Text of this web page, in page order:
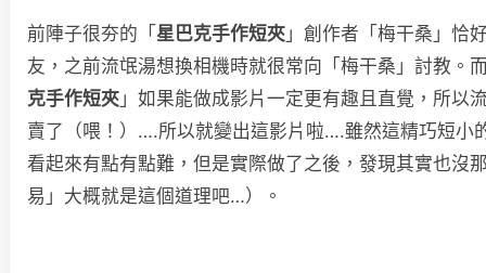
前陣子很夯的「 星巴克手作短夾 」創作者「梅干桑」恰
友，之前流氓湯想換相機時就很常向「梅干桑」討教。
克手作短夾 」如果能做成影片一定更有趣且直覺，所以
賣了（喂！）….所以就變出這影片啦….雖然這精巧短小
看起來有點有點難，但是實際做了之後，發現其實也沒
易」大概就是這個道理吧…）。